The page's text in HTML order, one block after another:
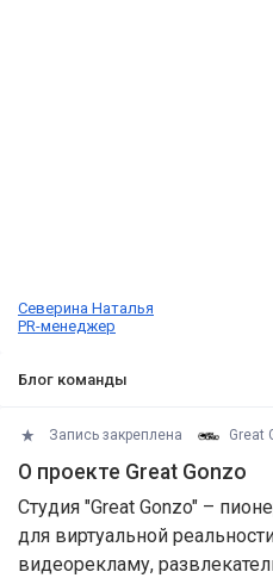
Северина Наталья
PR-менеджер
Блог команды
Запись закреплена Great
О проекте Great Gonzo
Студия "Great Gonzo" –
для виртуальной
видеорекламу,